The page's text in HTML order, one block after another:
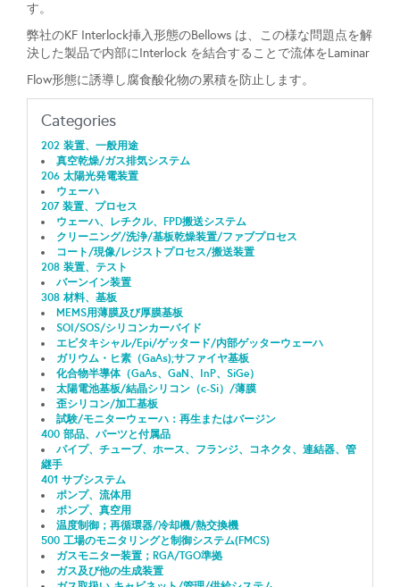
す。
弊社のKF Interlock挿入形態のBellows は、この様な問題点を解
決した製品で内部にInterlock を結合することで流体をLaminar
Flow形態に誘導し腐食酸化物の累積を防止します。
Categories
202 装置、一般用途
真空乾燥/ガス排気システム
206 太陽光発電装置
ウェーハ
207 装置、プロセス
ウェーハ、レチクル、FPD搬送システム
クリーニング/洗浄/基板乾燥装置/ファブプロセス
コート/現像/レジストプロセス/搬送装置
208 装置、テスト
バーンイン装置
308 材料、基板
MEMS用薄膜及び厚膜基板
SOI/SOS/シリコンカーバイド
エピタキシャル/Epi/ゲッタード/内部ゲッターウェーハ
ガリウム・ヒ素（GaAs);サファイヤ基板
化合物半導体（GaAs、GaN、InP、SiGe）
太陽電池基板/結晶シリコン（c-Si）/薄膜
歪シリコン/加工基板
試験/モニターウェーハ：再生またはバージン
400 部品、パーツと付属品
パイプ、チューブ、ホース、フランジ、コネクタ、連結器、管
継手
401 サブシステム
ポンプ、流体用
ポンプ、真空用
温度制御；再循環器/冷却機/熱交換機
500 工場のモニタリングと制御システム(FMCS)
ガスモニター装置；RGA/TGO準拠
ガス及び他の生成装置